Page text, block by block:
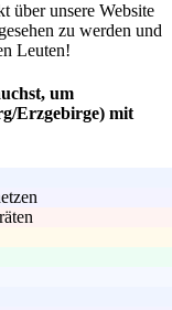
über unsere Website
zu werden und
Leuten!
um
Erzgebirge) mit